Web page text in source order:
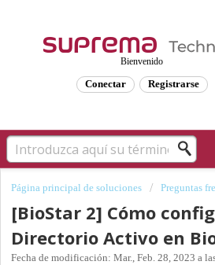
Bienvenido
Conectar Registrarse
Página principal de soluciones Preguntas
[BioStar 2] Cómo
Directorio Activo en
Fecha de modificación: Mar., Feb. 28, 2023 a